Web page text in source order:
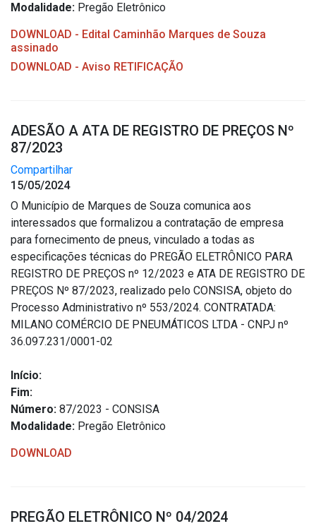
Modalidade: Pregão Eletrônico
DOWNLOAD - Edital Caminhão Marques de Souza
assinado
DOWNLOAD - Aviso RETIFICAÇÃO
ADESÃO A ATA DE REGISTRO DE PREÇOS Nº
87/2023
Compartilhar
15/05/2024
O Município de Marques de Souza comunica aos
interessados que formalizou a contratação de empresa
para fornecimento de pneus, vinculado a todas as
especificações técnicas do PREGÃO ELETRÔNICO PARA
REGISTRO DE PREÇOS nº 12/2023 e ATA DE REGISTRO DE
PREÇOS Nº 87/2023, realizado pelo CONSISA, objeto do
Processo Administrativo nº 553/2024. CONTRATADA:
MILANO COMÉRCIO DE PNEUMÁTICOS LTDA - CNPJ nº
36.097.231/0001-02
Início:
Fim:
Número: 87/2023 - CONSISA
Modalidade: Pregão Eletrônico
DOWNLOAD
PREGÃO ELETRÔNICO Nº 04/2024